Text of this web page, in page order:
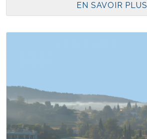
EN SAVOIR PLUS